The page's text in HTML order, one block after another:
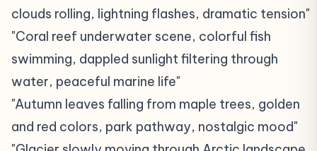
clouds rolling, lightning flashes, dramatic tension"
"Coral reef underwater scene, colorful fish
swimming, dappled sunlight filtering through
water, peaceful marine life"
"Autumn leaves falling from maple trees, golden
and red colors, park pathway, nostalgic mood"